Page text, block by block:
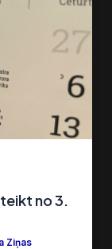
no 3.
Ziņas